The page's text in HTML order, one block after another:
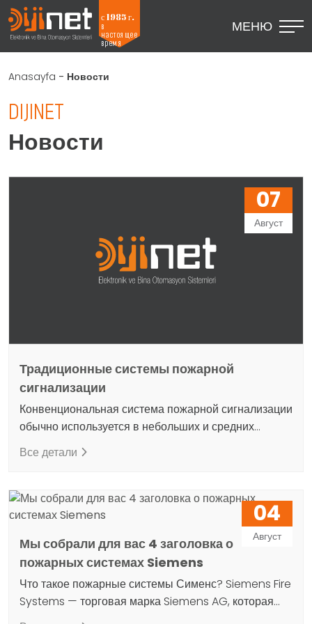
с 1985 г.
в
настоящее
время
МЕНЮ
Anasayfa - Новости
DIJINET
Новости
07
Август
Традиционные системы пожарной
сигнализации
Конвенциональная система пожарной сигнализации
обычно используется в небольших и средних
зданиях и представляет собой одно из основных
средств пожарной защиты. Эти системы
эффективные решения, использующие датчики и
ручные вызывные точки, связанные с
определенными зонами или областями. Основная
цель - обеспечить быстрое предупреждение в
случае возникновения пожара и обеспечить
безопасную эвакуацию…
Все детали
04
Август
Мы собрали для вас 4 заголовка о
пожарных системах Siemens
Что такое пожарные системы Сименс? Siemens Fire
Systems — торговая марка Siemens AG, которая
предлагает продукты и решения для систем